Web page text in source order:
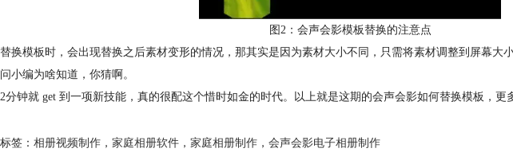
图2：会声会影模板替换的注意点
替换模板时，会出现替换之后素材变形的情况，那其实是因为素材大小不同，只需将素材调整到屏幕大
问小编为啥知道，你猜啊。
2分钟就 get 到一项新技能，真的很配这个惜时如金的时代。以上就是这期的会声会影如何替换模板，更
标签： 相册视频制作 ， 家庭相册软件 ， 家庭相册制作 ， 会声会影电子相册制作